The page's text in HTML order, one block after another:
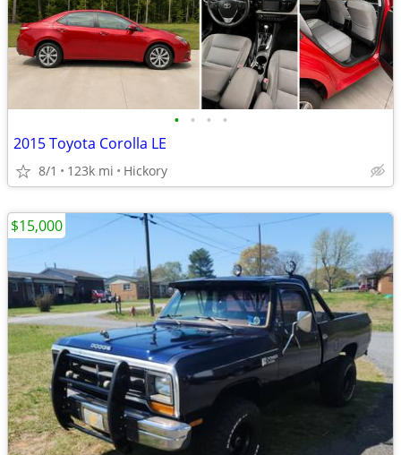
• • • •
2015 Toyota Corolla LE
8/1 123k mi Hickory
$15,000